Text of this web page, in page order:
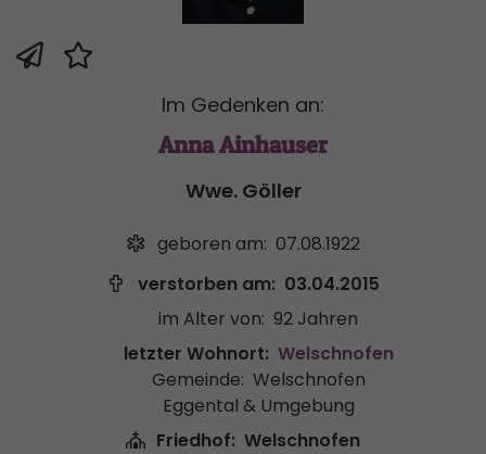
Im Gedenken an:
Anna Ainhauser
Wwe. Göller
geboren am: 07.08.1922
verstorben am: 03.04.2015
im Alter von: 92 Jahren
letzter Wohnort: Welschnofen
Gemeinde: Welschnofen
Eggental & Umgebung
Friedhof: Welschnofen